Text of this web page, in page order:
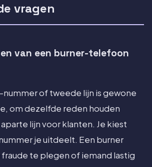
vragen
van een burner-telefoon
nummer of tweede lijn is gewone
om dezelfde reden houden
lijn voor klanten. Je kiest
je uitdeelt. Een burner
te plegen of iemand lastig